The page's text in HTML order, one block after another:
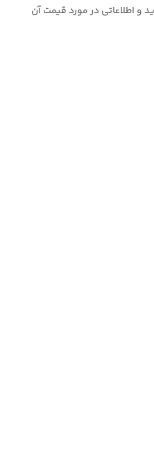
برای خرید و اطلاعاتی در مورد قیمت آن